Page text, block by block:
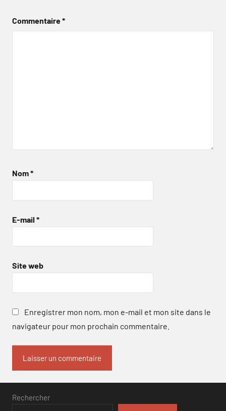
Commentaire*
Nom*
E-mail *
Site web
Enregistrer mon nom, mon e-mail et mon site dans le
navigateur pour mon prochain commentaire.
Rechercher